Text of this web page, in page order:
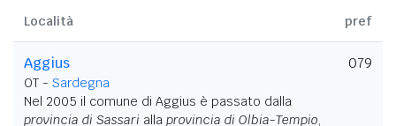
Località pref
Aggius
OT - Sardegna
Nel 2005 il comune di Aggius è passato dalla
provincia di Sassari alla provincia di Olbia-Tempio,
079